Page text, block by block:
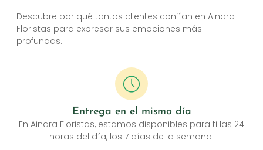
Descubre por qué tantos clientes confían en Ainara
Floristas para expresar sus emociones más
profundas.
Entrega en el mismo día
En Ainara Floristas, estamos disponibles para ti las 24
horas del día, los 7 días de la semana.